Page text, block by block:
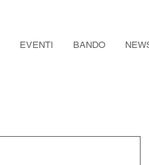
EVENTI BANDO